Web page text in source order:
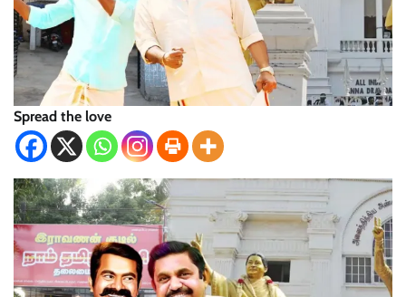
Spread the love